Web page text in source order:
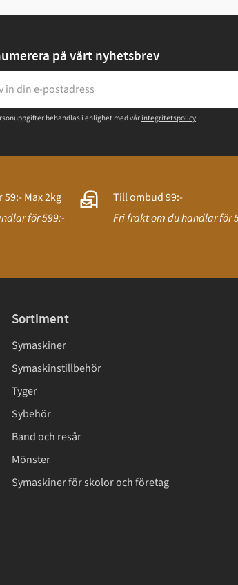
på vårt nyhetsbrev
behandlas i enlighet med vår integritetspolicy.
Max 2kg
för 599:-
Till ombud 99:-
Fri frakt om du handlar för
Sortiment
Symaskiner
Symaskinstillbehör
Tyger
Sybehör
Band och resår
Mönster
Symaskiner för skolor och företag